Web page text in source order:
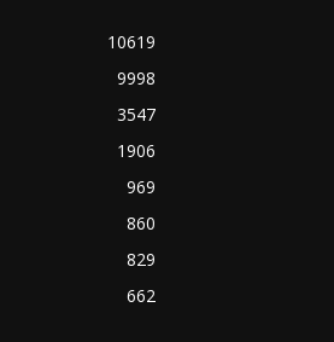
10619
9998
3547
1906
969
860
829
662